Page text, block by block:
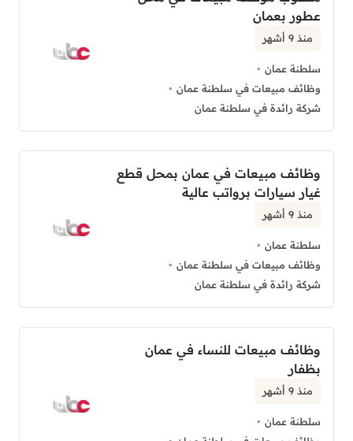
عطور بعمان
منذ 9 أشهر
سلطنة عمان
وظائف مبيعات في سلطنة عمان
شركة رائدة في سلطنة عمان
وظائف مبيعات في عمان بمحل قطع
غيار سيارات برواتب عالية
منذ 9 أشهر
سلطنة عمان
وظائف مبيعات في سلطنة عمان
شركة رائدة في سلطنة عمان
وظائف مبيعات للنساء في عمان
بظفار
منذ 9 أشهر
سلطنة عمان